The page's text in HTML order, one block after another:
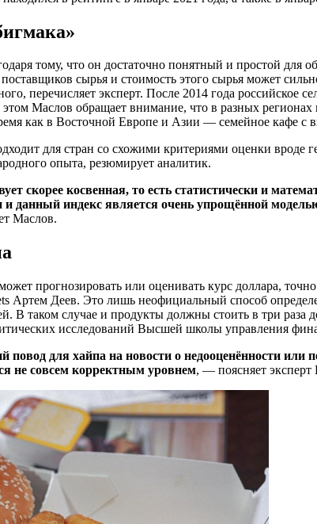
тому, что он достаточно понятный и простой
сырья и стоимость этого сырья может
перечисляет эксперт. После 2014 года российское
Маслов обращает внимание, что в разных
как в Восточной Европе и Азии — семейное
для стран со схожими критериями оценки вроде
опыта, резюмирует аналитик.
скорее косвенная, то есть статистически и
данный индекс является очень упрощённой
Маслов.
прогнозировать или оценивать курс доллара,
Артем Деев. Это лишь неофициальный способ
В таком случае и продукты должны стоить в три
исследований Высшей школы управления
повод для хайпа на новости о недооценённости
не совсем корректным уровнем, — поясняет эксперт